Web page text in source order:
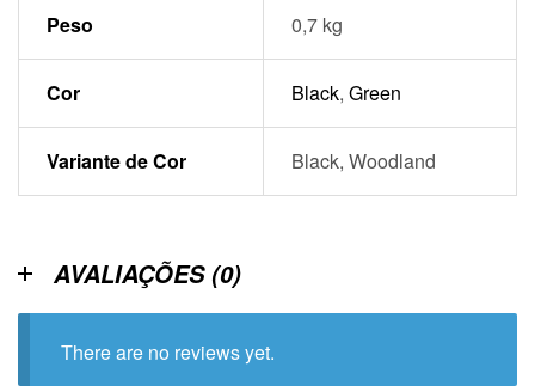
Peso 0,7 kg
Cor Black, Green
Variante de Cor Black, Woodland
AVALIAÇÕES (0)
There are no reviews yet.